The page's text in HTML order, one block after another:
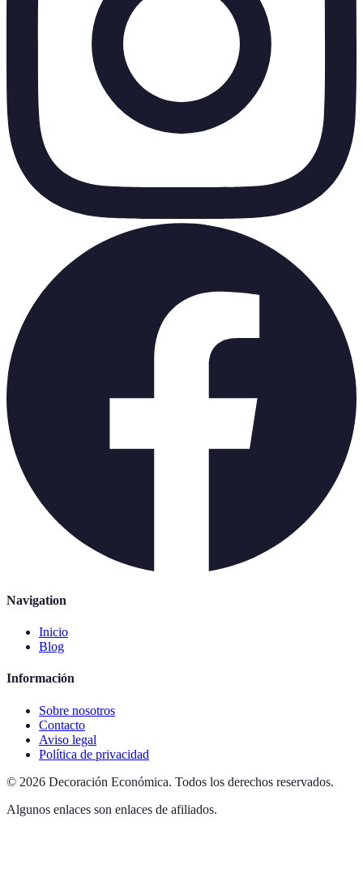
Navigation
Inicio
Blog
Información
Sobre nosotros
Contacto
Aviso legal
Política de privacidad
© 2026 Decoración Económica. Todos los derechos reservados.
Algunos enlaces son enlaces de afiliados.